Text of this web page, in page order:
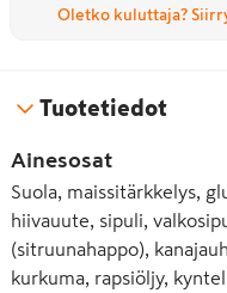
Oletko kuluttaja?
Tuotetiedot
Ainesosat
Suola, maissitärkkelys,
hiivauute, sipuli,
(sitruunahappo),
kurkuma, rapsiöljy,